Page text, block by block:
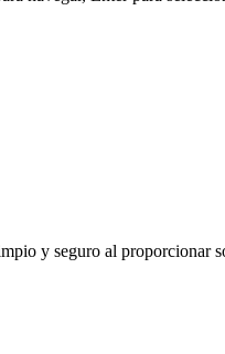
y seguro al